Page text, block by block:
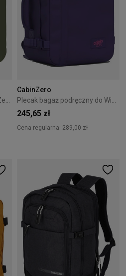
CabinZero
245,65 zł
Cena regularna: 289,00 zł